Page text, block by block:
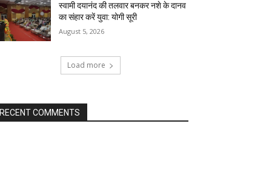
स्वामी दयानंद की तलवार बनकर नशे के दानव
का संहार करें युवा: योगी सूरी
August 5, 2026
Load more
RECENT COMMENTS